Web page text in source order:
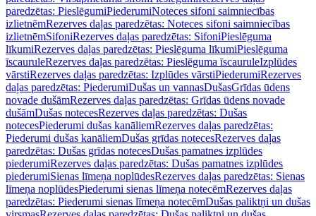
paredzētas: PieslēgumiPiederumiNoteces sifoni saimniecības
izlietnēmRezerves daļas paredzētas: Noteces sifoni saimniecības
izlietnēmSifoniRezerves daļas paredzētas: SifoniPieslēguma
līkumiRezerves daļas paredzētas: Pieslēguma līkumiPieslēguma
īscauruleRezerves daļas paredzētas: Pieslēguma īscauruleIzplūdes
vārstiRezerves daļas paredzētas: Izplūdes vārstiPiederumiRezerves
daļas paredzētas: PiederumiDušas un vannasDušasGrīdas ūdens
novade dušāmRezerves daļas paredzētas: Grīdas ūdens novade
dušāmDušas notecesRezerves daļas paredzētas: Dušas
notecesPiederumi dušas kanāliemRezerves daļas paredzētas:
Piederumi dušas kanāliemDušas grīdas notecesRezerves daļas
paredzētas: Dušas grīdas notecesDušas pamatnes izplūdes
piederumiRezerves daļas paredzētas: Dušas pamatnes izplūdes
piederumiSienas līmeņa noplūdesRezerves daļas paredzētas: Sienas
līmeņa noplūdesPiederumi sienas līmeņa notecēmRezerves daļas
paredzētas: Piederumi sienas līmeņa notecēmDušas paliktņi un dušas